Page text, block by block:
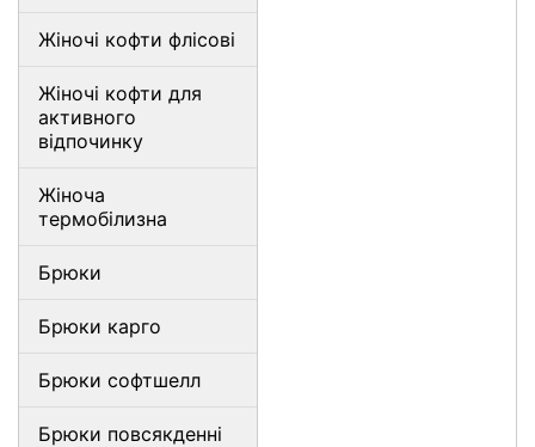
Жіночі кофти флісові
Жіночі кофти для
активного
відпочинку
Жіноча
термобілизна
Брюки
Брюки карго
Брюки софтшелл
Брюки повсякденні